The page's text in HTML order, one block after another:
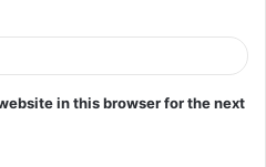
in this browser for the next